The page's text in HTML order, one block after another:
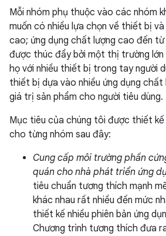
Mỗi nhóm phụ thuộc vào các nhóm
muốn có nhiều lựa chọn về thiết bị
cao; ứng dụng chất lượng cao đến
được thúc đẩy bởi một thị trường lớn
họ với nhiều thiết bị trong tay người
thiết bị dựa vào nhiều ứng dụng
giá trị sản phẩm cho người tiêu dùng.
Mục tiêu của chúng tôi được thiết kế
cho từng nhóm sau đây:
Cung cấp môi trường phần
quán cho nhà phát triển ứng
tiêu chuẩn tương thích mạnh
khác nhau rất nhiều đến mức
thiết kế nhiều phiên bản ứng
Chương trình tương thích đưa